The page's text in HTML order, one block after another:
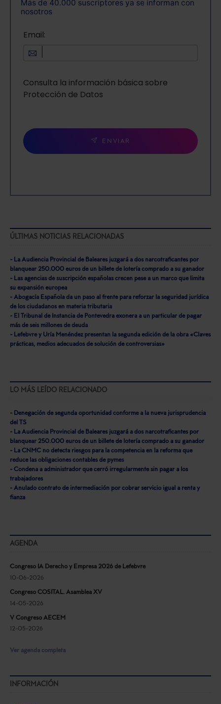
Más de 40.000 suscriptores ya se informan con
nosotros
Email:
Consulta la información básica sobre
Protección de Datos
ENVIAR
ÚLTIMAS NOTICIAS RELACIONADAS
- La Audiencia Provincial de Baleares juzgará a dos narcotraficantes por
blanquear 250.000 euros de un billete de lotería comprado a su ganador
- Las agencias de suscripción españolas crecen pese a un marco que limita
su expansión europea
- Abogacía Española da un paso al frente para reforzar la seguridad jurídica
de los ciudadanos en materia tributaria
- El Tribunal de Instancia de Pontevedra exonera a un particular de pagar
más de seis millones de deuda
- Lefebvre y Uría Menéndez presentan la segunda edición de la obra «Claves
prácticas, medios adecuados de solución de controversias»
LO MÁS LEÍDO RELACIONADO
- Denegación de segunda oportunidad conforme a la nueva jurisprudencia
del TS
- La Audiencia Provincial de Baleares juzgará a dos narcotraficantes por
blanquear 250.000 euros de un billete de lotería comprado a su ganador
- La CNMC no detecta riesgos para la competencia en la reforma que
reduce las obligaciones contables de pymes
- Condena a administrador que cerró irregularmente sin pagar a los
trabajadores
- Anulado contrato de intermediación por cobrar servicio igual a renta y
fianza
AGENDA
Congreso IA Derecho y Empresa 2026 de Lefebvre
10-06-2026
Congreso COSITAL. Asamblea XV
14-05-2026
V Congreso AECEM
12-05-2026
Ver agenda completa
INFORMACIÓN